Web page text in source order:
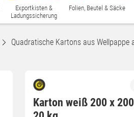
Exportkisten &
Ladungssicherung
Folien, Beutel & Säcke
Quadratische Kartons aus Wellpappe
Karton weiß 200 x